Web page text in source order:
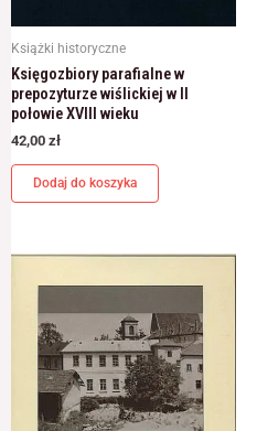
Książki historyczne
Księgozbiory parafialne w
prepozyturze wiślickiej w II
połowie XVIII wieku
42,00 zł
Dodaj do koszyka